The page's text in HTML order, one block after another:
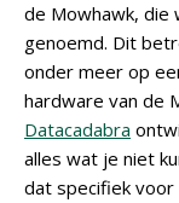
de Mowhawk, die
genoemd. Dit
onder meer op
hardware van de
Datacadabra
alles wat je niet
dat specifiek